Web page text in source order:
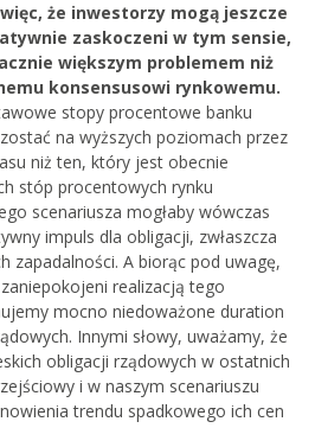
że inwestorzy mogą jeszcze
zaskoczeni w tym sensie,
większym problemem niż
konsensusowi rynkowemu.
stopy procentowe banku
na wyższych poziomach przez
niż ten, który jest obecnie
stóp procentowych rynku
scenariusza mogłaby wówczas
impuls dla obligacji, zwłaszcza
zapadalności. A biorąc pod uwagę,
realizacją tego
mocno niedoważone duration
Innymi słowy, uważamy, że
obligacji rządowych w ostatnich
i w naszym scenariuszu
trendu spadkowego ich cen